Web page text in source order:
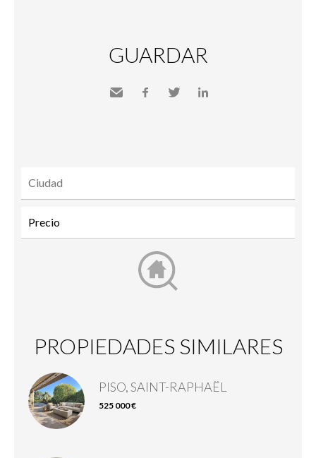
GUARDAR
PROPIEDADES SIMILARES
PISO, SAINT-RAPHAËL
525 000 €